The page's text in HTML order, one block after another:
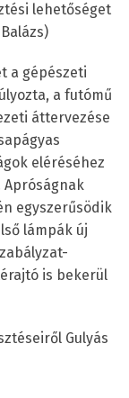
lehetőséget
a gépészeti
a futómű
áttervezése
eléréséhez
Apróságnak
egyszerűsödik
lámpák új
is bekerül
Gulyás